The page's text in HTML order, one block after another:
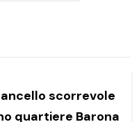
scorrevole
quartiere Barona